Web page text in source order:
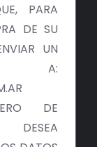
MEDIODICHO
ACTUALIDAD
PARA
DE SU
UN
DE
DESEA